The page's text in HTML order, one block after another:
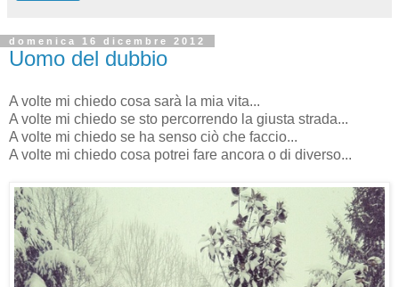
domenica 16 dicembre 2012
Uomo del dubbio
A volte mi chiedo cosa sarà la mia vita...
A volte mi chiedo se sto percorrendo la giusta strada...
A volte mi chiedo se ha senso ciò che faccio...
A volte mi chiedo cosa potrei fare ancora o di diverso...